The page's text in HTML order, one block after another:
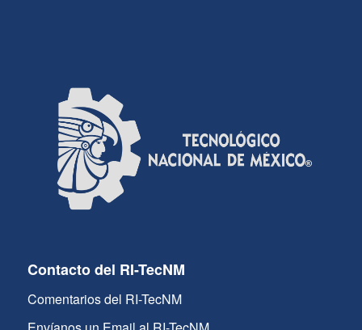
Contacto del RI-TecNM
Comentarios del RI-TecNM